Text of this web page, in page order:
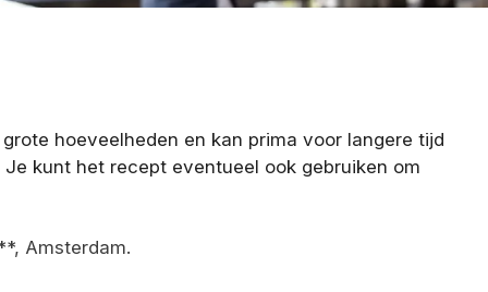
hoeveelheden en kan prima voor langere tijd
kunt het recept eventueel ook gebruiken om
Amsterdam.